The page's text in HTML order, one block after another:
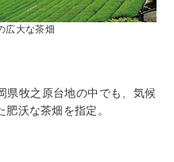
広大な茶畑
県牧之原台地の中でも、気候
沃な茶畑を指定。